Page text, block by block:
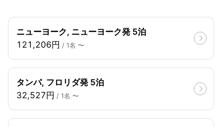
ニューヨーク, ニューヨーク発 5泊
121,206円 / 1名 〜
タンパ, フロリダ発 5泊
32,527円 / 1名 〜